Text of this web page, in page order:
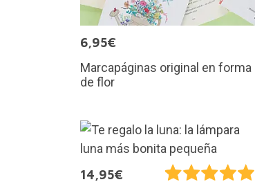
6,95€
Marcapáginas original en forma
de flor
14,95€